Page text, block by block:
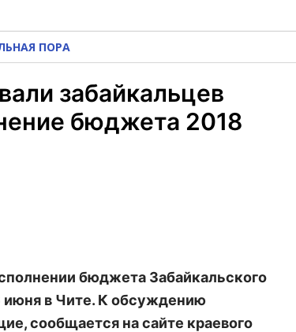
ПОРА
забайкальцев
бюджета 2018
бюджета Забайкальского
июня в Чите. К обсуждению
сообщается на сайте краевого